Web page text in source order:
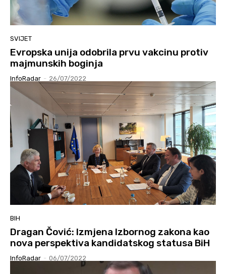
SVIJET
Evropska unija odobrila prvu vakcinu protiv
majmunskih boginja
InfoRadar - 26/07/2022
BIH
Dragan Čović: Izmjena Izbornog zakona kao
nova perspektiva kandidatskog statusa BiH
InfoRadar - 06/07/2022